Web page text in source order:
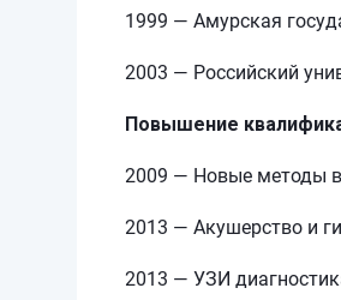
1999 — Амурская
2003 — Российский
Повышение
2009 — Новые методы
2013 — Акушерство и
2013 — УЗИ